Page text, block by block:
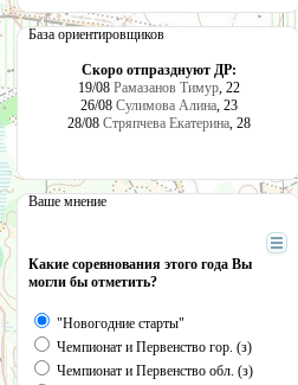
База ориентировщиков
Скоро отпразднуют ДР:
19/08 Рамазанов Тимур, 22
26/08 Сулимова Алина, 23
28/08 Стряпчева Екатерина, 28
Ваше мнение
Какие соревнования этого года Вы
могли бы отметить?
"Новогодние старты"
Чемпионат и Первенство гор. (з)
Чемпионат и Первенство обл. (з)